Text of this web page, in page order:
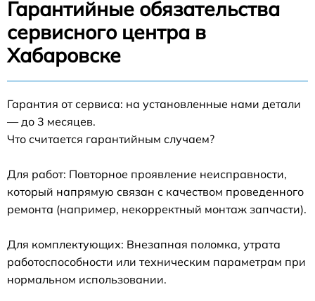
Гарантийные обязательства
сервисного центра в
Хабаровске
Гарантия от сервиса: на установленные нами детали
— до 3 месяцев.
Что считается гарантийным случаем?
Для работ: Повторное проявление неисправности,
который напрямую связан с качеством проведенного
ремонта (например, некорректный монтаж запчасти).
Для комплектующих: Внезапная поломка, утрата
работоспособности или техническим параметрам при
нормальном использовании.